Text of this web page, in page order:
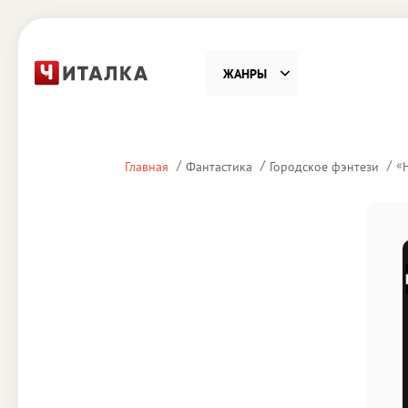
ЖАНРЫ
Главная Фантастика Городское фэнтези «